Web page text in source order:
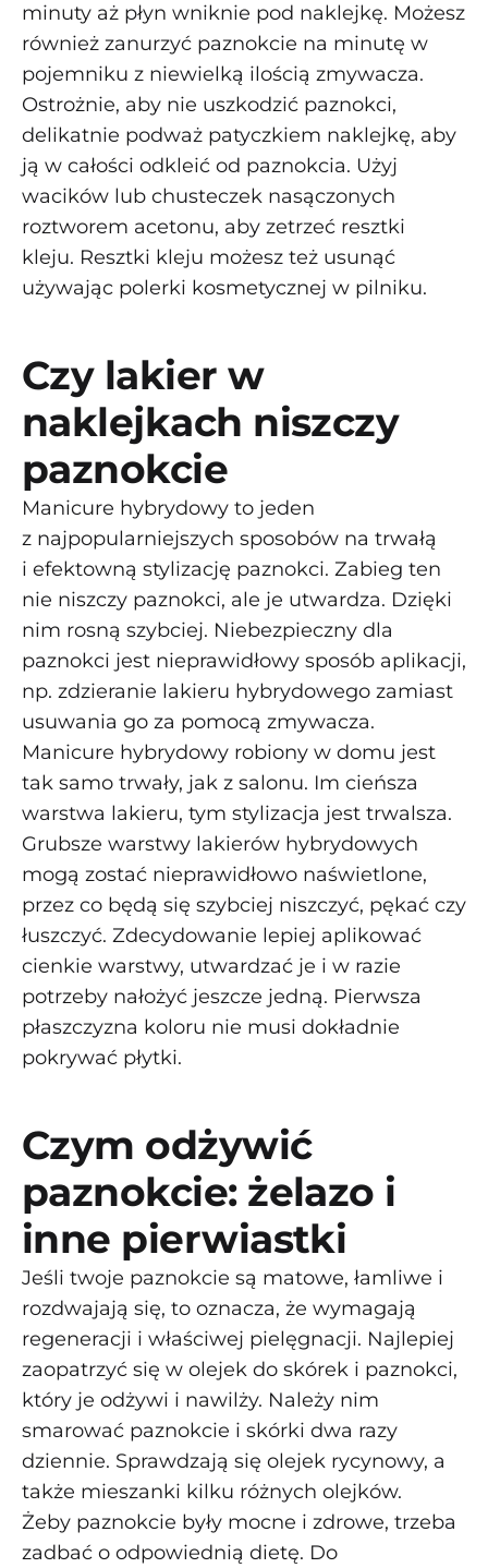
minuty aż płyn wniknie pod naklejkę. Możesz
również zanurzyć paznokcie na minutę w
pojemniku z niewielką ilością zmywacza.
Ostrożnie, aby nie uszkodzić paznokci,
delikatnie podważ patyczkiem naklejkę, aby
ją w całości odkleić od paznokcia. Użyj
wacików lub chusteczek nasączonych
roztworem acetonu, aby zetrzeć resztki
kleju. Resztki kleju możesz też usunąć
używając polerki kosmetycznej w pilniku.
Czy lakier w
naklejkach niszczy
paznokcie
Manicure hybrydowy to jeden
z najpopularniejszych sposobów na trwałą
i efektowną stylizację paznokci. Zabieg ten
nie niszczy paznokci, ale je utwardza. Dzięki
nim rosną szybciej. Niebezpieczny dla
paznokci jest nieprawidłowy sposób aplikacji,
np. zdzieranie lakieru hybrydowego zamiast
usuwania go za pomocą zmywacza.
Manicure hybrydowy robiony w domu jest
tak samo trwały, jak z salonu. Im cieńsza
warstwa lakieru, tym stylizacja jest trwalsza.
Grubsze warstwy lakierów hybrydowych
mogą zostać nieprawidłowo naświetlone,
przez co będą się szybciej niszczyć, pękać czy
łuszczyć. Zdecydowanie lepiej aplikować
cienkie warstwy, utwardzać je i w razie
potrzeby nałożyć jeszcze jedną. Pierwsza
płaszczyzna koloru nie musi dokładnie
pokrywać płytki.
Czym odżywić
paznokcie: żelazo i
inne pierwiastki
Jeśli twoje paznokcie są matowe, łamliwe i
rozdwajają się, to oznacza, że wymagają
regeneracji i właściwej pielęgnacji. Najlepiej
zaopatrzyć się w olejek do skórek i paznokci,
który je odżywi i nawilży. Należy nim
smarować paznokcie i skórki dwa razy
dziennie. Sprawdzają się olejek rycynowy, a
także mieszanki kilku różnych olejków.
Żeby paznokcie były mocne i zdrowe, trzeba
zadbać o odpowiednią dietę. Do